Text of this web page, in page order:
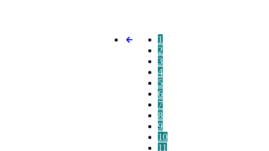
1
2
3
4
5
6
7
8
9
10
11